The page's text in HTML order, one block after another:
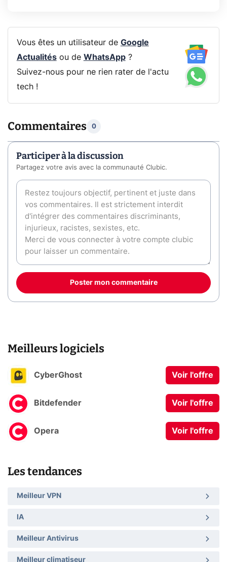
Vous êtes un utilisateur de Google
Actualitésou de WhatsApp?
Suivez-nous pour ne rien rater de l'actu
tech !
Commentaires 0
Participer à la discussion
Partagez votre avis avec la communauté Clubic.
Poster mon commentaire
Meilleurs logiciels
CyberGhost Voir l'offre
Bitdefender Voir l'offre
Opera Voir l'offre
Les tendances
Meilleur VPN
IA
Meilleur Antivirus
Meilleur climatiseur